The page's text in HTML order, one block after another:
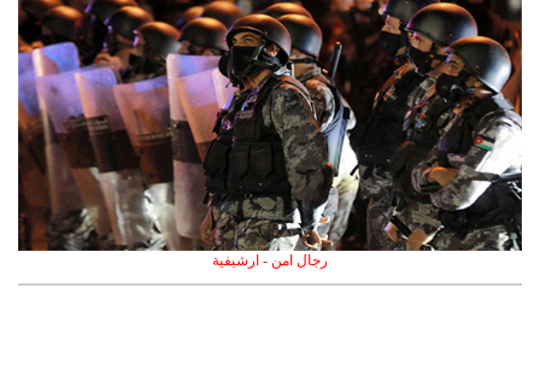
رجال امن - ارشيفية